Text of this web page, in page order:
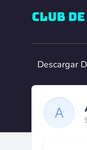
Club de
Descargar